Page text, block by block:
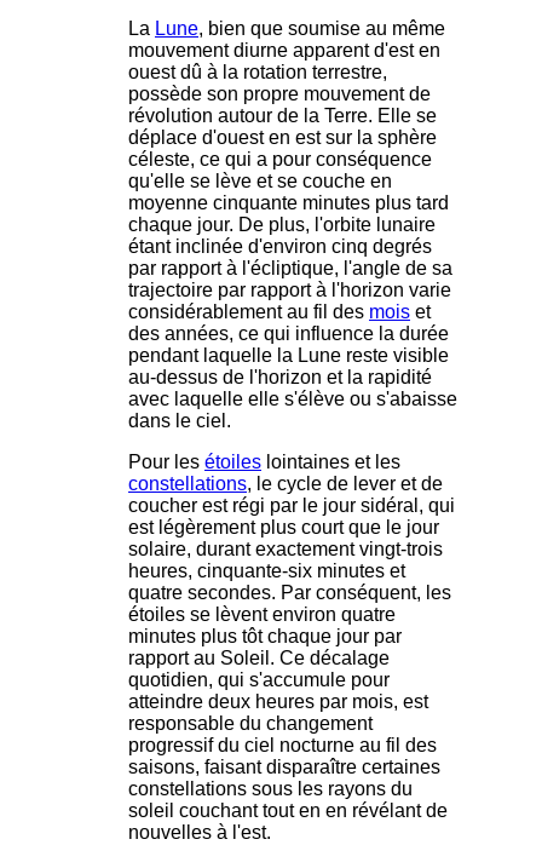
La Lune, bien que soumise au même
mouvement diurne apparent d'est en
ouest dû à la rotation terrestre,
possède son propre mouvement de
révolution autour de la Terre. Elle se
déplace d'ouest en est sur la sphère
céleste, ce qui a pour conséquence
qu'elle se lève et se couche en
moyenne cinquante minutes plus tard
chaque jour. De plus, l'orbite lunaire
étant inclinée d'environ cinq degrés
par rapport à l'écliptique, l'angle de sa
trajectoire par rapport à l'horizon varie
considérablement au fil des mois et
des années, ce qui influence la durée
pendant laquelle la Lune reste visible
au-dessus de l'horizon et la rapidité
avec laquelle elle s'élève ou s'abaisse
dans le ciel.
Pour les étoiles lointaines et les
constellations, le cycle de lever et de
coucher est régi par le jour sidéral, qui
est légèrement plus court que le jour
solaire, durant exactement vingt-trois
heures, cinquante-six minutes et
quatre secondes. Par conséquent, les
étoiles se lèvent environ quatre
minutes plus tôt chaque jour par
rapport au Soleil. Ce décalage
quotidien, qui s'accumule pour
atteindre deux heures par mois, est
responsable du changement
progressif du ciel nocturne au fil des
saisons, faisant disparaître certaines
constellations sous les rayons du
soleil couchant tout en en révélant de
nouvelles à l'est.